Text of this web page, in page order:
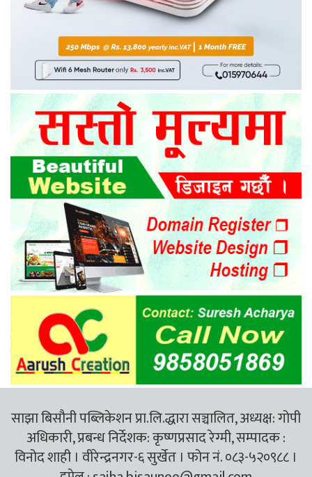
साझा बिसौनी पब्लिकेशन प्रा.लि.द्धारा सञ्चालित, अध्यक्ष: गोपी
अधिकारी, प्रबन्ध निर्देशक: कृष्णप्रसाद रेग्मी, सम्पादक :
विनोद शाही । वीरेन्द्रनगर-६ सुर्खेत । फोन नं. ०८३-५२०९८८ ।